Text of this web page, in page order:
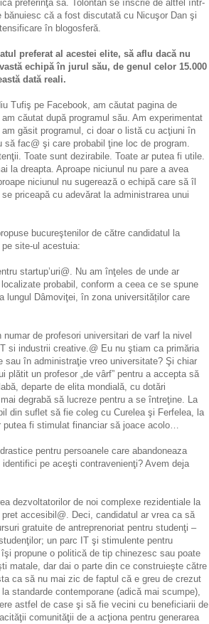
preferinţa sa. Tolontan se înscrie de altfel într-
bănuiesc că a fost discutată cu Nicuşor Dan şi
în blogosferă.
preferat al acestei elite, să aflu dacă nu
echipă în jurul său, de genul celor 15.000
dată reali.
Tufiş pe Facebook, am căutat pagina de
căutat după programul său. Am experimentat
găsit programul, ci doar o listă cu acţiuni în
fac@ şi care probabil ţine loc de program.
Toate sunt dezirabile. Toate ar putea fi utile.
la dreapta. Aproape niciunul nu pare a avea
niciunul nu sugerează o echipă care să îl
priceapă cu adevărat la administrarea unui
bucureştenilor de către candidatul la
site-ul acestuia:
startup’uri@. Nu am înţeles de unde ar
probabil, conform a ceea ce se spune
lungul Dâmoviţei, în zona universităților care
de profesori universitari de varf la nivel
si industrii creative.@ Eu nu ştiam ca primăria
sau în administraţie vreo universitate? Şi chiar
plătit un profesor „de vârf” pentru a accepta să
departe de elita mondială, cu dotări
degrabă să lucreze pentru a se întreţine. La
din suflet să fie coleg cu Curelea şi Ferfelea, la
putea fi stimulat financiar să joace acolo…
pentru persoanele care abandoneaza
pe aceşti contravenienţi? Avem deja
dezvoltatorilor de noi complexe rezidentiale la
accesibil@. Deci, candidatul ar vrea ca să
gratuite de antreprenoriat pentru studenţi –
un parc IT şi stimulente pentru
propune o politică de tip chinezesc sau poate
matale, dar dai o parte din ce construieşte către
ca să nu mai zic de faptul că e greu de crezut
standarde contemporane (adică mai scumpe),
astfel de case şi să fie vecini cu beneficiarii de
comunităţii de a acţiona pentru generarea